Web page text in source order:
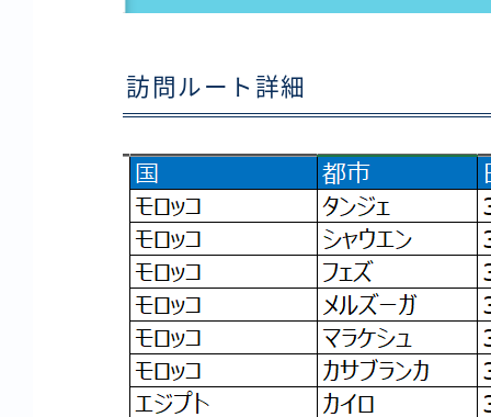
訪問ルート詳細